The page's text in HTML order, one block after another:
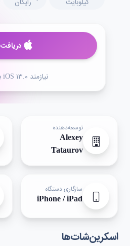
کیلوبایت رایگان
دریافت
نیازمند iOS ۱۳.۰ به بالا
توسعه‌دهنده
Alexey
Tataurov
سازگاری دستگاه
iPhone / iPad
اسکرین‌شات‌ها